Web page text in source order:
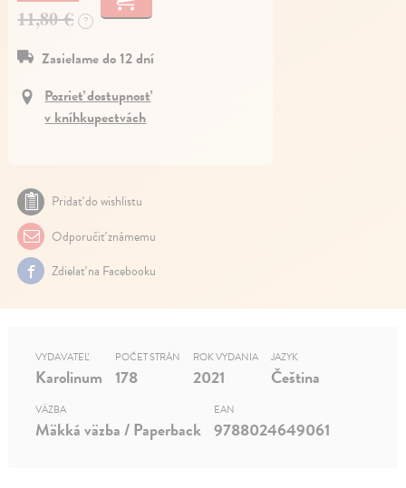
11,80 €
?
Zasielame do 12 dní
Pozrieť dostupnosť
v kníhkupectvách
Pridať do wishlistu
Odporučiť známemu
Zdielať na Facebooku
VYDAVATEĽ
Karolinum
POČET STRÁN
178
ROK VYDANIA
2021
JAZYK
Čeština
VÄZBA
Mäkká väzba / Paperback
EAN
9788024649061